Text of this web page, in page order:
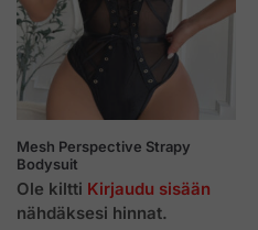
Mesh Perspective Strapy
Bodysuit
Ole kiltti Kirjaudu sisään
nähdäksesi hinnat.